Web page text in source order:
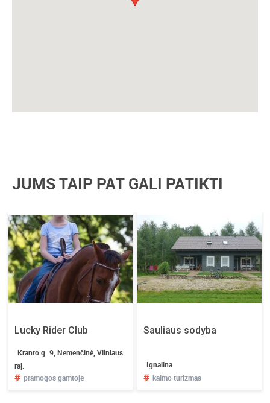
JUMS TAIP PAT GALI PATIKTI
Lucky Rider Club
Kranto g. 9, Nemenčinė, Vilniaus
raj.
# pramogos gamtoje
Sauliaus sodyba
Ignalina
# kaimo turizmas